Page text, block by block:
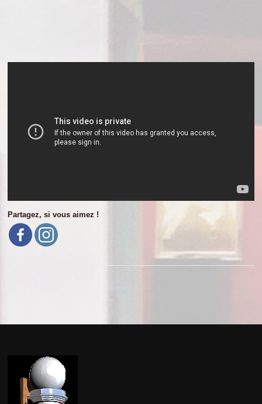
Partagez, si vous aimez !